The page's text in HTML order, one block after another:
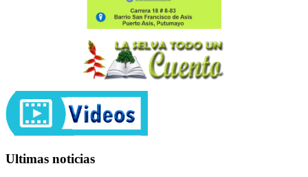
Ultimas noticias